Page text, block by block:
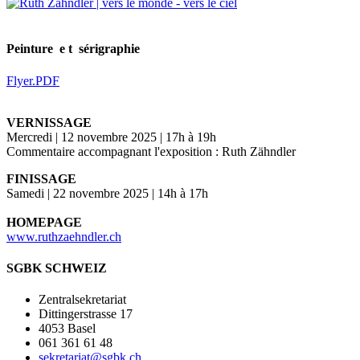
Peinture e t sérigraphie
Flyer.PDF
VERNISSAGE
Mercredi | 12 novembre 2025 | 17h à 19h
Commentaire accompagnant l'exposition : Ruth Zähndler
FINISSAGE
Samedi | 22 novembre 2025 | 14h à 17h
HOMEPAGE
www.ruthzaehndler.ch
SGBK SCHWEIZ
Zentralsekretariat
Dittingerstrasse 17
4053 Basel
061 361 61 48
sekretariat@sgbk.ch